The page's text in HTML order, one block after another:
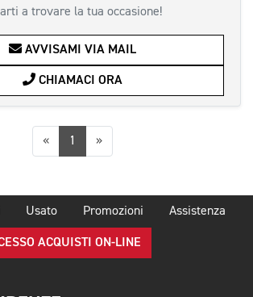
a trovare la tua occasione!
AVVISAMI VIA MAIL
CHIAMACI ORA
«Precedente
1 »Successiva
Usato Promozioni Assistenza
ACQUISTI ON-LINE